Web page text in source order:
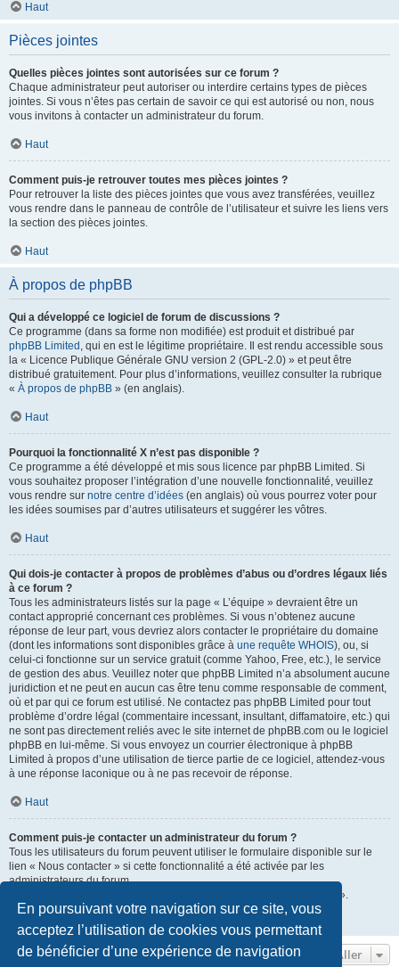
En poursuivant votre navigation sur ce site, vous
acceptez l’utilisation de cookies vous permettant
de bénéficier d’une expérience de navigation
Haut
Pièces jointes
Quelles pièces jointes sont autorisées sur ce forum ?
Chaque administrateur peut autoriser ou interdire certains types de pièces
jointes. Si vous n’êtes pas certain de savoir ce qui est autorisé ou non, nous
vous invitons à contacter un administrateur du forum.
Haut
Comment puis-je retrouver toutes mes pièces jointes ?
Pour retrouver la liste des pièces jointes que vous avez transférées, veuillez
vous rendre dans le panneau de contrôle de l’utilisateur et suivre les liens vers
la section des pièces jointes.
Haut
À propos de phpBB
Qui a développé ce logiciel de forum de discussions ?
Ce programme (dans sa forme non modifiée) est produit et distribué par
phpBB Limited , qui en est le légitime propriétaire. Il est rendu accessible sous
la « Licence Publique Générale GNU version 2 (GPL-2.0) » et peut être
distribué gratuitement. Pour plus d’informations, veuillez consulter la rubrique
« À propos de phpBB » (en anglais).
Haut
Pourquoi la fonctionnalité X n’est pas disponible ?
Ce programme a été développé et mis sous licence par phpBB Limited. Si
vous souhaitez proposer l’intégration d’une nouvelle fonctionnalité, veuillez
vous rendre sur notre centre d’idées (en anglais) où vous pourrez voter pour
les idées soumises par d’autres utilisateurs et suggérer les vôtres.
Haut
Qui dois-je contacter à propos de problèmes d’abus ou d’ordres légaux liés
à ce forum ?
Tous les administrateurs listés sur la page « L’équipe » devraient être un
contact approprié concernant ces problèmes. Si vous n’obtenez aucune
réponse de leur part, vous devriez alors contacter le propriétaire du domaine
(dont les informations sont disponibles grâce à une requête WHOIS), ou, si
celui-ci fonctionne sur un service gratuit (comme Yahoo, Free, etc.), le service
de gestion des abus. Veuillez noter que phpBB Limited n’a absolument aucune
juridiction et ne peut en aucun cas être tenu comme responsable de comment,
où et par qui ce forum est utilisé. Ne contactez pas phpBB Limited pour tout
problème d’ordre légal (commentaire incessant, insultant, diffamatoire, etc.) qui
ne sont pas directement reliés avec le site internet de phpBB.com ou le logiciel
phpBB en lui-même. Si vous envoyez un courrier électronique à phpBB
Limited à propos d’une utilisation de tierce partie de ce logiciel, attendez-vous
à une réponse laconique ou à ne pas recevoir de réponse.
Haut
Comment puis-je contacter un administrateur du forum ?
Tous les utilisateurs du forum peuvent utiliser le formulaire disponible sur le
lien « Nous contacter » si cette fonctionnalité a été activée par les
administrateurs du forum.
Les membres du forum peuvent également utiliser le lien « L’équipe ».
Aller